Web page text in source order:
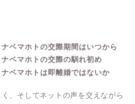
ベマホトの交際期間はいつから
ベマホトの交際の馴れ初め
ベマホトは即離婚ではないか
、そしてネットの声を交えながら